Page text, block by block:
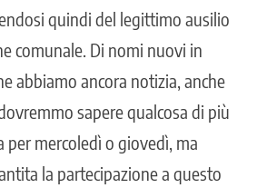
quindi del legittimo ausilio
comunale. Di nomi nuovi in
abbiamo ancora notizia, anche
sapere qualcosa di più
per mercoledì o giovedì, ma
la partecipazione a questo